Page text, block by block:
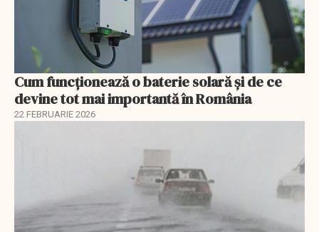
Cum funcționează o baterie solară și de ce
devine tot mai importantă în România
22 FEBRUARIE 2026